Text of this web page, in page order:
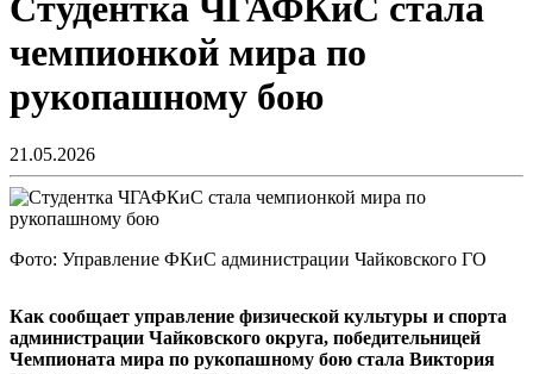
чемпионкой мира по
рукопашному бою
21.05.2026
Фото: Управление ФКиС администрации Чайковского ГО
Как сообщает управление физической культуры и спорта
администрации Чайковского округа, победительницей
Чемпионата мира по рукопашному бою стала Виктория